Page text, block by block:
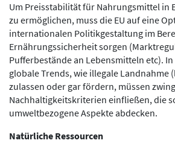
Um Preisstabilität für Nahrungsmittel in
zu ermöglichen, muss die EU auf eine
internationalen Politikgestaltung im
Ernährungssicherheit sorgen
Pufferbestände an Lebensmitteln etc).
globale Trends, wie illegale Landnahme
zulassen oder gar fördern, müssen
Nachhaltigkeitskriterien einfließen, die
umweltbezogene Aspekte abdecken.
Natürliche Ressourcen